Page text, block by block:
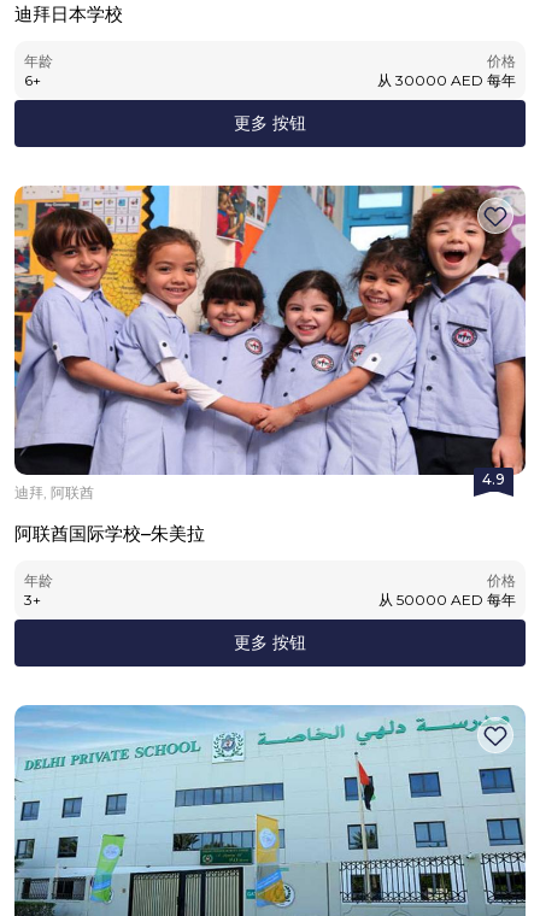
迪拜日本学校
年龄
6+
价格
从 30000 AED 每年
更多 按钮
4.9
迪拜, 阿联酋
阿联酋国际学校–朱美拉
年龄
3+
价格
从 50000 AED 每年
更多 按钮